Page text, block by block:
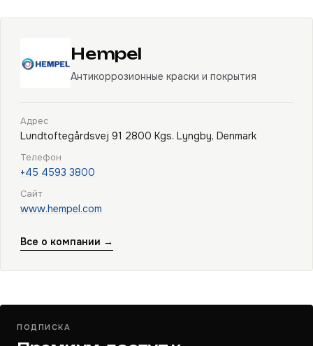
Hempel
Антикоррозионные краски и покрытия
Адрес
Lundtoftegårdsvej 91 2800 Kgs. Lyngby, Denmark
Телефон
+45 4593 3800
Сайт
www.hempel.com
Все о компании →
ПОДПИСКА